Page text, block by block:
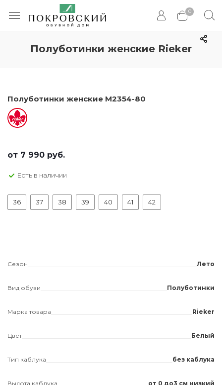
0
Полуботинки женские Rieker
Полуботинки женские M2354-80
от 7 990 руб.
Есть в наличии
36 37 38 39 40 41 42
Сезон Лето
Вид обуви Полуботинки
Марка товара Rieker
Цвет Белый
Тип каблука без каблука
Высота каблука от 0 до3 см низкий